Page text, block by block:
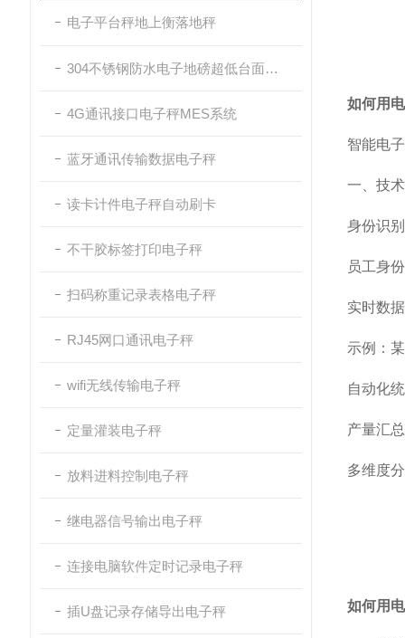
电子平台秤地上衡落地秤
304不锈钢防水电子地磅超低台面带斜坡
4G通讯接口电子秤MES系统
蓝牙通讯传输数据电子秤
读卡计件电子秤自动刷卡
不干胶标签打印电子秤
扫码称重记录表格电子秤
RJ45网口通讯电子秤
wifi无线传输电子秤
定量灌装电子秤
放料进料控制电子秤
继电器信号输出电子秤
连接电脑软件定时记录电子秤
插U盘记录存储导出电子秤
如何用
智能电
一、技
身份识
员工身
实时数
示例：
自动化
产量汇
多维度
如何用